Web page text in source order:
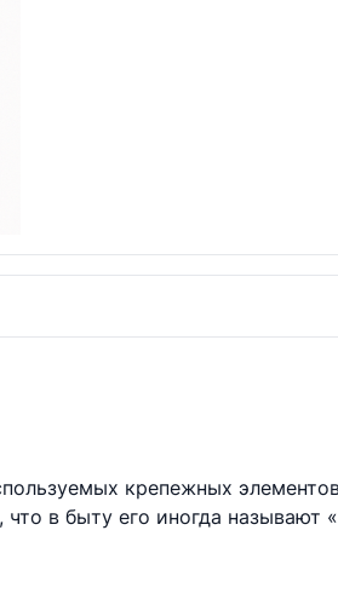
крепежных
в быту его иногда